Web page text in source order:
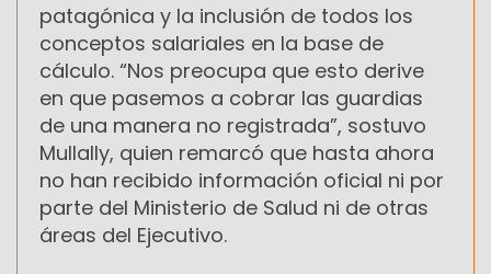
patagónica y la inclusión de todos los
conceptos salariales en la base de
cálculo. “Nos preocupa que esto derive
en que pasemos a cobrar las guardias
de una manera no registrada”, sostuvo
Mullally, quien remarcó que hasta ahora
no han recibido información oficial ni por
parte del Ministerio de Salud ni de otras
áreas del Ejecutivo.